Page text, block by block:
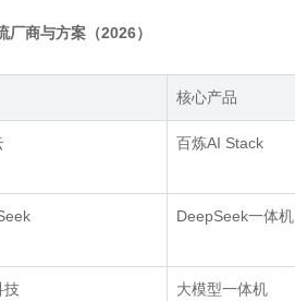
厂商与方案（2026）
核心产品
百炼AI Stack
DeepSeek一体机
技 大模型一体机